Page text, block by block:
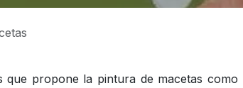
que propone la pintura de macetas como